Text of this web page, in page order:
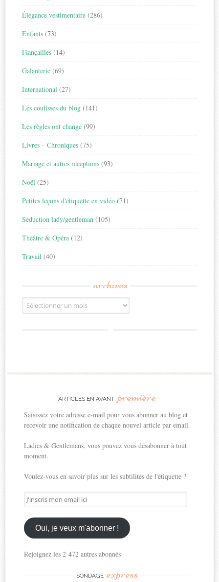
Élégance vestimentaire (286)
Enfants (73)
Fiançailles (14)
Galanterie (69)
International (27)
Les coulisses du blog (141)
Les règles ont changé (99)
Livres – Chroniques (75)
Mariage et autres réceptions (93)
Noël (25)
Petites leçons d'étiquette en vidéo (71)
Séduction lady/gentleman (105)
Théâtre & Opéra (12)
Travail (40)
archives
Archives
ARTICLES EN AVANT première
Saisissez votre adresse e-mail pour vous abonner au blog et
recevoir une notification de chaque nouvel article par email.
Ladies & Gentlemans, vous pouvez vous désabonner à tout
moment.
Voulez-vous en savoir plus sur les subtilités de l'étiquette ?
J'inscris
mon
email
ici
Oui, je veux m'abonner !
Rejoignez les 2 472 autres abonnés
SONDAGE express